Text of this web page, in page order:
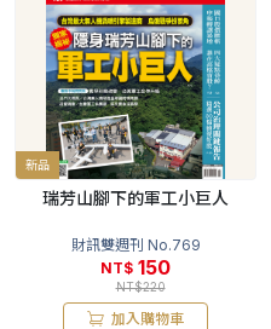
新品
瑞芳山腳下的軍工小巨人
財訊雙週刊 No.769
NT$ 150
NT$220
加入購物車